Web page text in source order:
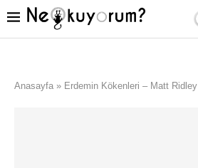
Anasayfa » Erdemin Kökenleri – Matt Ridley